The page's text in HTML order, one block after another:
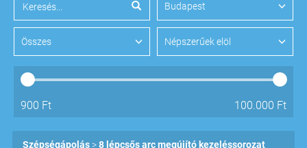
Budapest
Összes Népszerűek elöl
900 Ft 100.000 Ft
Szépségápolás 8 lépcsős arc megújító kezeléssorozat